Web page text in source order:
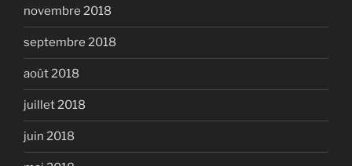
novembre 2018
septembre 2018
août 2018
juillet 2018
juin 2018